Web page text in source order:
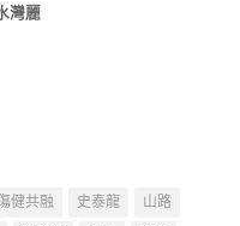
灣麗
健共融 史泰龍
山路